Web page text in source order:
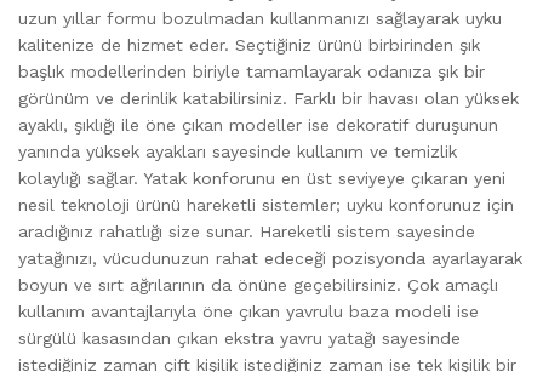
uzun yıllar formu bozulmadan kullanmanızı sağlayarak uyku
kalitenize de hizmet eder. Seçtiğiniz ürünü birbirinden şık
başlık modellerinden biriyle tamamlayarak odanıza şık bir
görünüm ve derinlik katabilirsiniz. Farklı bir havası olan yüksek
ayaklı, şıklığı ile öne çıkan modeller ise dekoratif duruşunun
yanında yüksek ayakları sayesinde kullanım ve temizlik
kolaylığı sağlar. Yatak konforunu en üst seviyeye çıkaran yeni
nesil teknoloji ürünü hareketli sistemler; uyku konforunuz için
aradığınız rahatlığı size sunar. Hareketli sistem sayesinde
yatağınızı, vücudunuzun rahat edeceği pozisyonda ayarlayarak
boyun ve sırt ağrılarının da önüne geçebilirsiniz. Çok amaçlı
kullanım avantajlarıyla öne çıkan yavrulu baza modeli ise
sürgülü kasasından çıkan ekstra yavru yatağı sayesinde
istediğiniz zaman çift kişilik istediğiniz zaman ise tek kişilik bir